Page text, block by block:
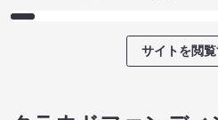
サイトを閲